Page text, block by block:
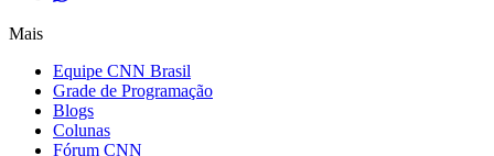
Mais
Equipe CNN Brasil
Grade de Programação
Blogs
Colunas
Fórum CNN